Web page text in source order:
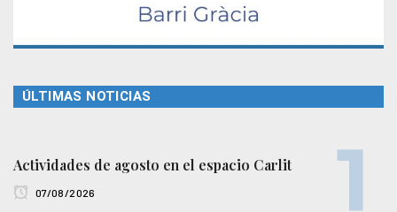
ÚLTIMAS NOTICIAS
Actividades de agosto en el espacio Carlit
07/08/2026